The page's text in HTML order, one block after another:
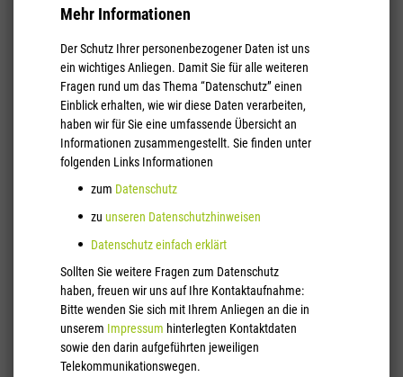
K3 Innovationen GmbH
Hohenzollern Str. 66-68
52351 Düren
Tel.: +49 2421 / 38 88 66-0
E-Mail: contact (at) k3.digital
Unbedingt notwendige Cookies
Unbedingt notwendige Cookies sollten jederzeit aktiviert sein damit
wir Ihre Einstellungen für die Cookie-Einstellungen speichern können.
ng-cc-accepted
Anbieter K3 Innovationen GmbH
720 Tage
notwendige Cookies
Funktionales Cookie
ng-cc-analytics
Anbieter
K3 Innovationen GmbH
Gültigkeit720 Tage
Dieser Cookie speichert den Zustand der Cookie Einstellungen für
analytische Cookies
Funktionales Cookie
Mehr Informationen
Der Schutz Ihrer personenbezogener Daten ist uns
ein wichtiges Anliegen. Damit Sie für alle weiteren
Fragen rund um das Thema “Datenschutz” einen
Einblick erhalten, wie wir diese Daten verarbeiten,
haben wir für Sie eine umfassende Übersicht an
Informationen zusammengestellt. Sie finden unter
folgenden Links Informationen
zum Datenschutz
zu unseren Datenschutzhinweisen
Datenschutz einfach erklärt
Sollten Sie weitere Fragen zum Datenschutz
haben, freuen wir uns auf Ihre Kontaktaufnahme:
Bitte wenden Sie sich mit Ihrem Anliegen an die in
unserem Impressum hinterlegten Kontaktdaten
sowie den darin aufgeführten jeweiligen
Telekommunikationswegen.